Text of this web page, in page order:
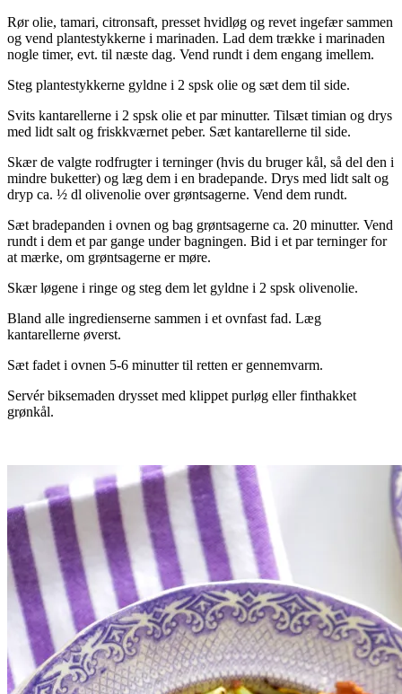
Rør olie, tamari, citronsaft, presset hvidløg og revet ingefær sammen
og vend plantestykkerne i marinaden. Lad dem trække i marinaden
nogle timer, evt. til næste dag. Vend rundt i dem engang imellem.
Steg plantestykkerne gyldne i 2 spsk olie og sæt dem til side.
Svits kantarellerne i 2 spsk olie et par minutter. Tilsæt timian og drys
med lidt salt og friskkværnet peber. Sæt kantarellerne til side.
Skær de valgte rodfrugter i terninger (hvis du bruger kål, så del den i
mindre buketter) og læg dem i en bradepande. Drys med lidt salt og
dryp ca. ½ dl olivenolie over grøntsagerne. Vend dem rundt.
Sæt bradepanden i ovnen og bag grøntsagerne ca. 20 minutter. Vend
rundt i dem et par gange under bagningen. Bid i et par terninger for
at mærke, om grøntsagerne er møre.
Skær løgene i ringe og steg dem let gyldne i 2 spsk olivenolie.
Bland alle ingredienserne sammen i et ovnfast fad. Læg
kantarellerne øverst.
Sæt fadet i ovnen 5-6 minutter til retten er gennemvarm.
Servér biksemaden drysset med klippet purløg eller finthakket
grønkål.